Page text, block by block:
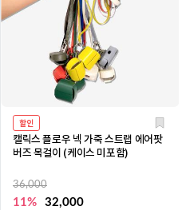
할인
캘릭스 플로우 넥 가죽 스트랩 에어팟
버즈 목걸이 (케이스 미포함)
36,000
11% 32,000